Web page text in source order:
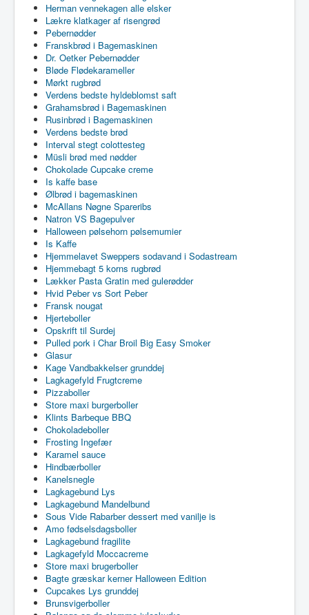
Herman vennekagen alle elsker
Lækre klatkager af risengrød
Pebernødder
Franskbrød i Bagemaskinen
Dr. Oetker Pebernødder
Bløde Flødekarameller
Mørkt rugbrød
Verdens bedste hyldeblomst saft
Grahamsbrød i Bagemaskinen
Rusinbrød i Bagemaskinen
Verdens bedste brød
Interval stegt colottesteg
Müsli brød med nødder
Chokolade Cupcake creme
Is kaffe base
Ølbrød i bagemaskinen
McAllans Nøgne Spareribs
Natron VS Bagepulver
Halloween pølsehorn pølsemumier
Is Kaffe
Hjemmelavet Sweppers sodavand i Sodastream
Hjemmebagt 5 korns rugbrød
Lækker Pasta Gratin med gulerødder
Hvid Peber vs Sort Peber
Fransk nougat
Hjerteboller
Opskrift til Surdej
Pulled pork i Char Broil Big Easy Smoker
Glasur
Kage Vandbakkelser grunddej
Lagkagefyld Frugtcreme
Pizzaboller
Store maxi burgerboller
Klints Barbeque BBQ
Chokoladeboller
Frosting Ingefær
Karamel sauce
Hindbærboller
Kanelsnegle
Lagkagebund Lys
Lagkagebund Mandelbund
Sous Vide Rabarber dessert med vanilje is
Amo fødselsdagsboller
Lagkagebund fragilite
Lagkagefyld Moccacreme
Store maxi brugerboller
Bagte græskar kerner Halloween Edition
Cupcakes Lys grunddej
Brunsvigerboller